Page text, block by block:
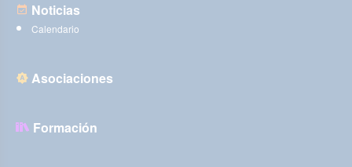
Noticias
Calendario
Asociaciones
Formación